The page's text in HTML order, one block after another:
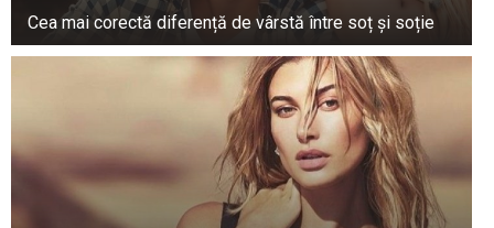
Cea mai corectă diferență de vârstă între soț și soție